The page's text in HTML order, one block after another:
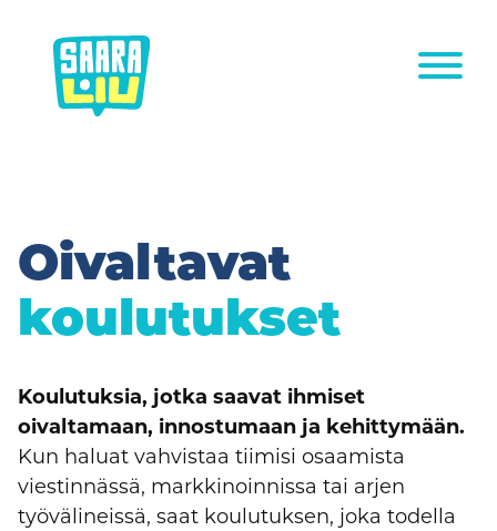
Oivaltavat
koulutukset
Koulutuksia, jotka saavat ihmiset
oivaltamaan, innostumaan ja kehittymään.
Kun haluat vahvistaa tiimisi osaamista
viestinnässä, markkinoinnissa tai arjen
työvälineissä, saat koulutuksen, joka todella